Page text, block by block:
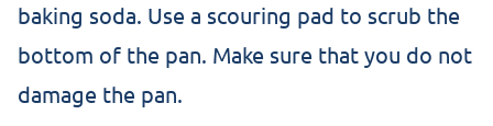
baking soda. Use a scouring pad to scrub the
bottom of the pan. Make sure that you do not
damage the pan.